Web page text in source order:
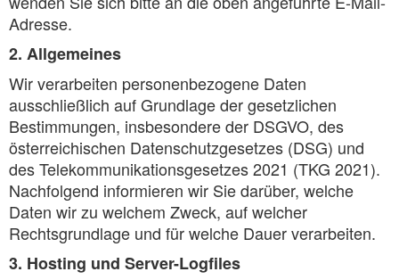
Adresse.
2. Allgemeines
Wir verarbeiten personenbezogene Daten
ausschließlich auf Grundlage der gesetzlichen
Bestimmungen, insbesondere der DSGVO, des
österreichischen Datenschutzgesetzes (DSG) und
des Telekommunikationsgesetzes 2021 (TKG 2021).
Nachfolgend informieren wir Sie darüber, welche
Daten wir zu welchem Zweck, auf welcher
Rechtsgrundlage und für welche Dauer verarbeiten.
3. Hosting und Server-Logfiles